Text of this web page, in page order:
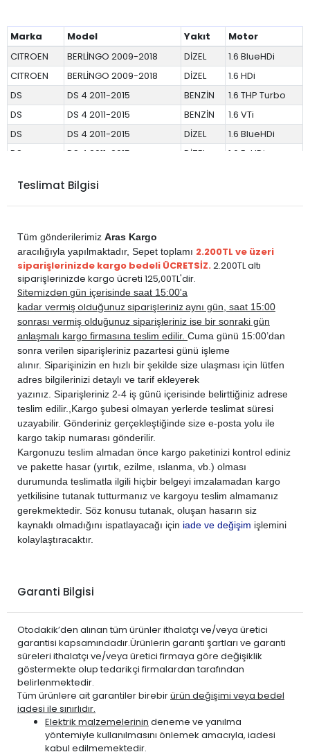
Marka Model Yakıt
Motor
CITROEN
BERLİNGO 2009-2018 DİZEL
1.6 BlueHDi
CITROEN
BERLİNGO 2009-2018 DİZEL
1.6 HDi
DS
DS 4 2011-2015 BENZİN
1.6 THP Turbo
DS
DS 4 2011-2015 BENZİN
1.6 VTi
DS
DS 4 2011-2015 DİZEL
1.6 BlueHDi
DS
DS 4 2011-2015 DİZEL
1.6 E-HDi
PEUGEOT
3008 2009-2016
PEUGEOT
3008 2009-2016
PEUGEOT
3008 2009-2016 DİZEL
1.6 BlueHDi
PEUGEOT
3008 2009-2016 DİZEL
1.6 E-HDi
PEUGEOT
3008 2009-2016 DİZEL
PEUGEOT
308 2007-2013 BENZİN
1.6 THP Turbo
PEUGEOT
308 2007-2013 BENZİN
1.6 VTi
PEUGEOT
308 2007-2013 DİZEL
1.6 E-HDi
PEUGEOT
308 2007-2013 DİZEL
1.6 HDi
PEUGEOT
5008 2009-2016 DİZEL
PEUGEOT
5008 2009-2016 DİZEL
1.6 E-HDi
PEUGEOT
5008 2009-2016 DİZEL
1.6 HDi
PEUGEOT
PARTNER 2008-2018
PEUGEOT
PARTNER 2008-2018 DİZEL 1.6 HDi
Teslimat Bilgisi
Tüm gönderilerimiz Aras Kargo
aracılığıyla yapılmaktadır, Sepet toplamı 2.200TL ve üzeri
siparişlerinizde kargo bedeli ÜCRETSİZ.2.200TL altı
siparişlerinizde kargo ücreti 125,00TL'dir.
Sitemizden gün içerisinde saat 15:00'a
kadar vermiş olduğunuz siparişleriniz aynı gün, saat 15:00
sonrası vermiş olduğunuz siparişleriniz ise bir sonraki gün
anlaşmalı kargo firmasına teslim edilir. Cuma günü 15:00’dan
sonra verilen siparişleriniz pazartesi günü işleme
alınır. Siparişinizin en hızlı bir şekilde size ulaşması için lütfen
adres bilgilerinizi detaylı ve tarif ekleyerek
yazınız. Siparişleriniz 2-4 iş günü içerisinde belirttiğiniz adrese
teslim edilir., Kargo şubesi olmayan yerlerde teslimat süresi
uzayabilir. Gönderiniz gerçekleştiğinde size e-posta yolu ile
kargo takip numarası gönderilir.
Kargonuzu teslim almadan önce kargo paketinizi kontrol ediniz
ve pakette hasar (yırtık, ezilme, ıslanma, vb.) olması
durumunda teslimatla ilgili hiçbir belgeyi imzalamadan kargo
yetkilisine tutanak tutturmanız ve kargoyu teslim almamanız
gerekmektedir. Söz konusu tutanak, oluşan hasarın siz
kaynaklı olmadığını ispatlayacağı için iade ve değişim işlemini
kolaylaştıracaktır.
Garanti Bilgisi
Otodakik’den alınan tüm ürünler ithalatçı ve/veya üretici
garantisi kapsamındadır.Ürünlerin garanti şartları ve garanti
süreleri ithalatçı ve/veya üretici firmaya göre değişiklik
göstermekte olup tedarikçi firmalardan tarafından
belirlenmektedir.
Tüm ürünlere ait garantiler birebirürün değişimi veya bedel
iadesi ile sınırlıdır.
Elektrik malzemelerinin deneme ve yanılma
yöntemiyle kullanılmasını önlemek amacıyla, iadesi
kabul edilmemektedir.